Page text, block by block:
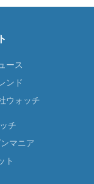
ース
ンド
ウォッチ
チ
マニア
ト